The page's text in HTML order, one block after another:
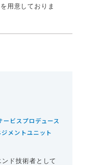
用意しておりま
ービスプロデュース
メントユニット
ド技術者として